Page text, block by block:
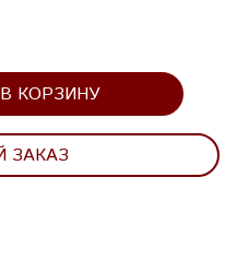
В КОРЗИНУ
ЗАКАЗ